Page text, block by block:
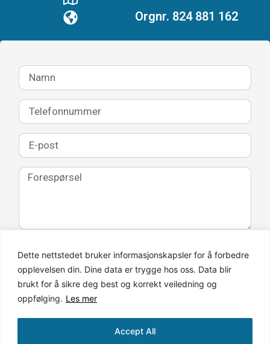
Dette nettstedet bruker informasjonskapsler for å forbedre
opplevelsen din. Dine data er trygge hos oss. Data blir
brukt for å sikre deg best og korrekt veiledning og
oppfølging. Les mer
Accept All
Orgnr. 824 881 162
SEND HENVENDELSEN